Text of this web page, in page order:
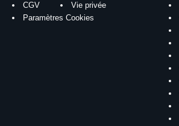
CGV
Vie privée
Paramètres Cookies